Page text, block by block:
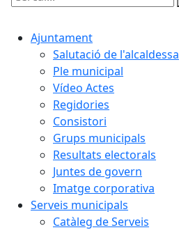
Cercar:
Ajuntament
Salutació de l'alcaldessa
Ple municipal
Vídeo Actes
Regidories
Consistori
Grups municipals
Resultats electorals
Juntes de govern
Imatge corporativa
Serveis municipals
Catàleg de Serveis